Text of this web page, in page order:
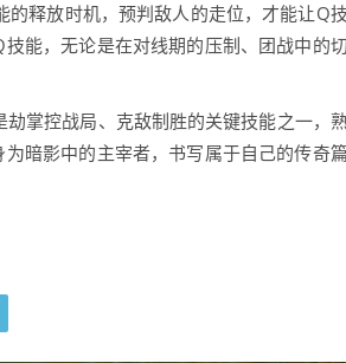
释放时机，预判敌人的走位，才能让Q技
能，无论是在对线期的压制、团战中的切
掌控战局、克敌制胜的关键技能之一，
暗影中的主宰者，书写属于自己的传奇篇